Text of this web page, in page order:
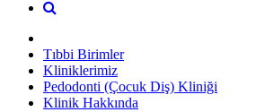
Tıbbi Birimler
Kliniklerimiz
Pedodonti (Çocuk Diş) Kliniği
Klinik Hakkında